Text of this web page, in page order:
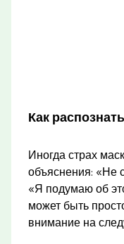
Как
Иногда страх
объяснения: «Не
«Я подумаю об
может быть
внимание на